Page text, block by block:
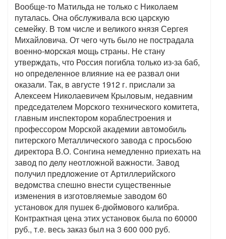
Вообще-то Матильда не только с Николаем
путалась. Она обслуживала всю царскую
семейку. В том числе и великого князя Сергея
Михайловича. От чего чуть было не пострадала
военно-морская мощь страны. Не стану
утверждать, что Россия погибла только из-за баб,
но определенное влияние на ее развал они
оказали. Так, в августе 1912 г. прислали за
Алексеем Николаевичем Крыловым, недавним
председателем Морского технического комитета,
главным инспектором кораблестроения и
профессором Морской академии автомобиль
питерского Металлического завода с просьбою
директора В.О. Сонгина немедленно приехать на
завод по делу неотложной важности. Завод
получил предложение от Артиллерийского
ведомства спешно внести существенные
изменения в изготовляемые заводом 60
установок для пушек 6-дюймового калибра.
Контрактная цена этих установок была по 60000
руб., т.е. весь заказ был на 3 600 000 руб.